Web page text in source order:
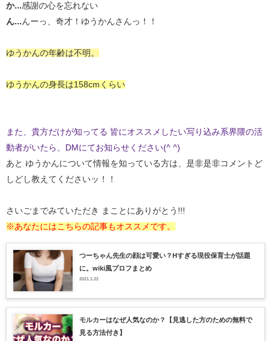
か... 感謝の心を忘れない
ん...
んーっ、奇才！ゆうかんさんっ！！
ゆうかんの年齢は不明。
ゆうかんの身長は158cmくらい
また、貴方だけが知ってる 皆にオススメしたい写り込み系界隈の活
動者がいたら、DMにてお知らせください(^ ^)
あと ゆうかんについて情報を知っている方は、是非是非コメントど
しどし教えてくださいッ！！
さいごまでみていただき まことにありがとう!!!
※あなたにはこちらの記事もオススメです。
つーちゃん先生の顔は可愛い？Hすぎる現役保育士が話題
に。wiki風プロフまとめ
2021.1.22
モルカーはなぜ人気なのか？【見逃した方のための無料で
見る方法付き】